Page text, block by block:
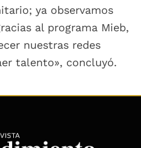
ya observamos
al programa Mieb,
nuestras redes
talento», concluyó.